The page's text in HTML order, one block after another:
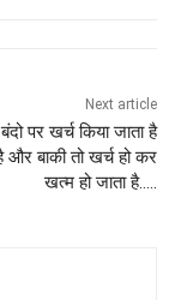
Next article
पर खर्च किया जाता है
और बाकी तो खर्च हो कर
खत्म हो जाता है…..